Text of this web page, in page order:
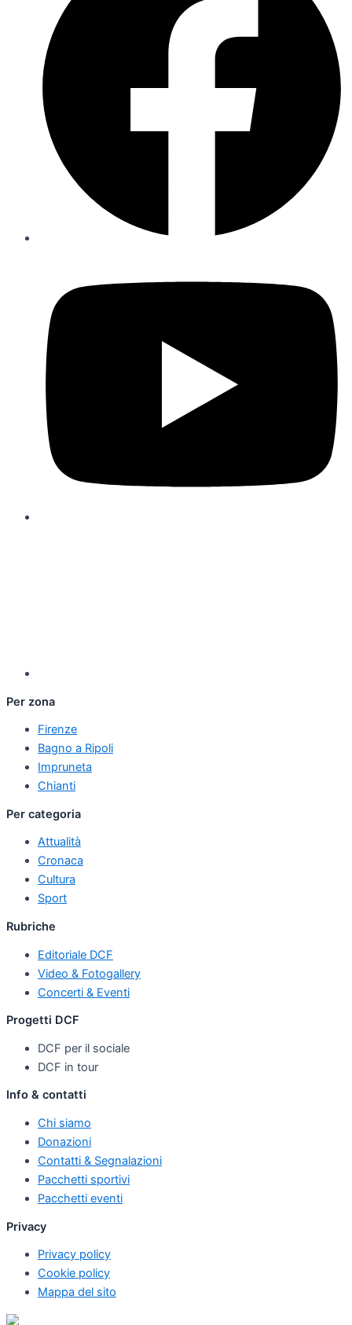
Per zona
Firenze
Bagno a Ripoli
Impruneta
Chianti
Per categoria
Attualità
Cronaca
Cultura
Sport
Rubriche
Editoriale DCF
Video & Fotogallery
Concerti & Eventi
Progetti DCF
DCF per il sociale
DCF in tour
Info & contatti
Chi siamo
Donazioni
Contatti & Segnalazioni
Pacchetti sportivi
Pacchetti eventi
Privacy
Privacy policy
Cookie policy
Mappa del sito